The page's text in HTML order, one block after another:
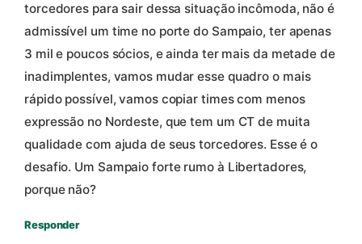
torcedores para sair dessa situação incômoda, não é
admissível um time no porte do Sampaio, ter apenas
3 mil e poucos sócios, e ainda ter mais da metade de
inadimplentes, vamos mudar esse quadro o mais
rápido possível, vamos copiar times com menos
expressão no Nordeste, que tem um CT de muita
qualidade com ajuda de seus torcedores. Esse é o
desafio. Um Sampaio forte rumo à Libertadores,
porque não?
Responder